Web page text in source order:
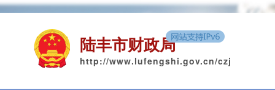
陆丰市财政局
http://www.lufengshi.gov.cn/czj